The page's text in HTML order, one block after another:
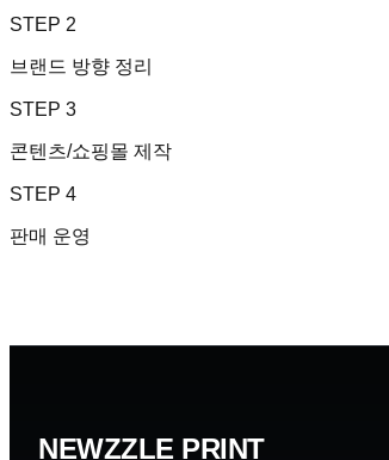
STEP 2
브랜드 방향 정리
STEP 3
콘텐츠/쇼핑몰 제작
STEP 4
판매 운영
NEWZZLE PRINT